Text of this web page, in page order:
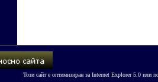
Този сайт е оптимизиран за Internet Explorer 5.0 или